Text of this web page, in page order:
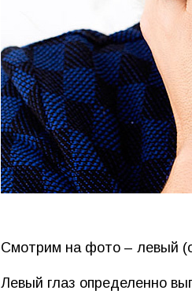
Смотрим на фото – левый
Левый глаз определенно